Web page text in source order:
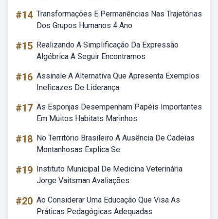
#14 Transformações E Permanências Nas Trajetórias
Dos Grupos Humanos 4 Ano
#15 Realizando A Simplificação Da Expressão
Algébrica A Seguir Encontramos
#16 Assinale A Alternativa Que Apresenta Exemplos
Ineficazes De Liderança.
#17 As Esponjas Desempenham Papéis Importantes
Em Muitos Habitats Marinhos
#18 No Território Brasileiro A Ausência De Cadeias
Montanhosas Explica Se
#19 Instituto Municipal De Medicina Veterinária
Jorge Vaitsman Avaliações
#20 Ao Considerar Uma Educação Que Visa As
Práticas Pedagógicas Adequadas